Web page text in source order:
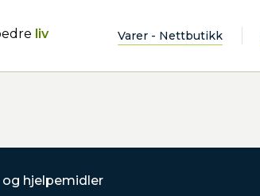
liv Varer - Nettbutikk
hjelpemidler